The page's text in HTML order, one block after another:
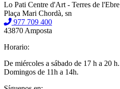
Lo Pati Centre d'Art - Terres de l'Ebre
Plaça Mari Chordà, sn
977 709 400
43870 Amposta
Horario:
De miércoles a sábado de 17 h a 20 h.
Domingos de 11h a 14h.